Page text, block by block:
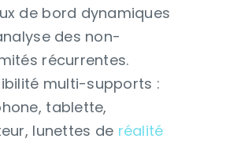
de bord dynamiques
des non-
récurrentes.
multi-supports :
tablette,
lunettes de réalité